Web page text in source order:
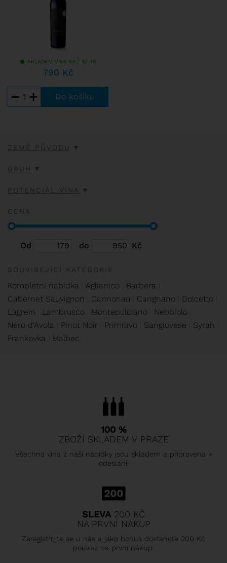
SKLADEM VÍCE NEŽ 10 KS
790 Kč
− +
ZEMĚ PŮVODU
DRUH
POTENCIÁL VÍNA
CENA
Od do Kč
SOUVISEJÍCÍ KATEGORIE
Kompletní nabídka Aglianico
Barbera
Cabernet Sauvignon
Cannonau Carignano
Dolcetto
Lagrein
Lambrusco Montepulciano
Nebbiolo
Nero d'Avola
Pinot Noir Primitivo Sangiovese
Syrah
Frankovka
Malbec
100 %
ZBOŽÍ SKLADEM V PRAZE
Všechna vína z naší nabídky jsou skladem a připravena k
odeslání.
SLEVA 200 KČ
NA PRVNÍ NÁKUP
Zaregistrujte se u nás a jako bonus dostanete 200 Kč
poukaz na první nákup.